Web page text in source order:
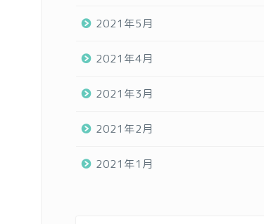
2021年5月
2021年4月
2021年3月
2021年2月
2021年1月